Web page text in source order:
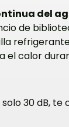
del
de
el calor
solo 30 dB, te